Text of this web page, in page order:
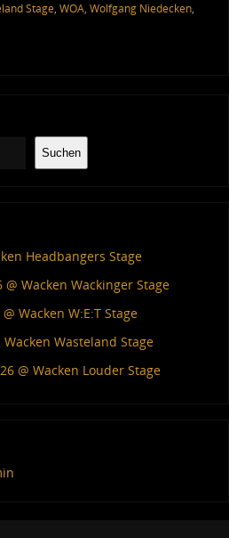
Stage, WOA, Wolfgang Niedecken,
Suchen
Headbangers Stage
Wacken Wackinger Stage
Wacken W:E:T Stage
Wasteland Stage
@ Wacken Louder Stage